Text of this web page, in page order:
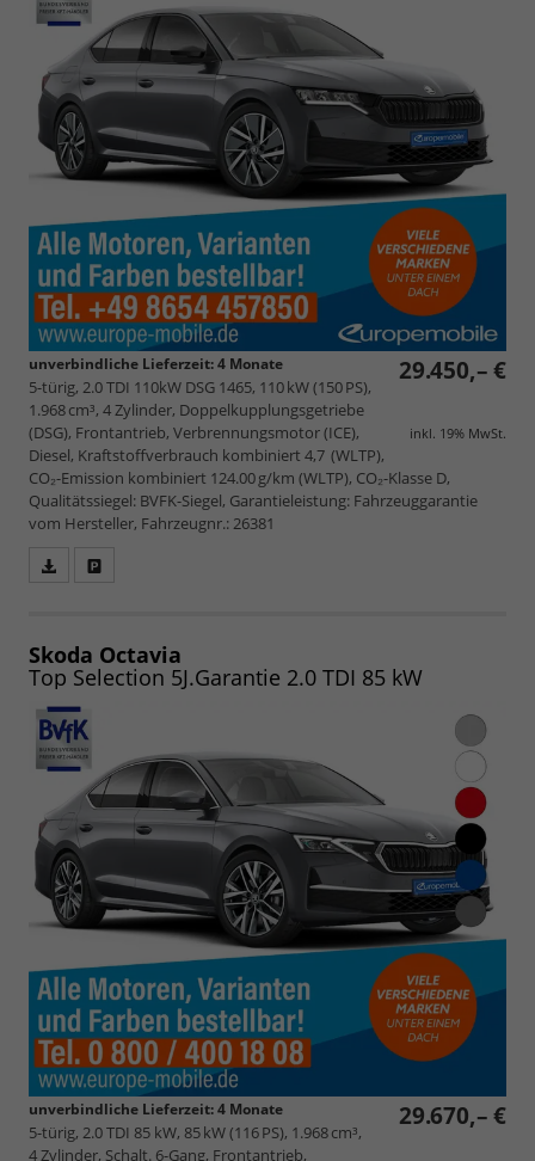
29.450,– €
inkl. 19% MwSt.
unverbindliche Lieferzeit:4 Monate
5-türig, 2.0 TDI 110kW DSG 1465, 110 kW (150 PS),
1.968 cm³, 4 Zylinder, Doppelkupplungsgetriebe
(DSG), Frontantrieb, Verbrennungsmotor (ICE),
Diesel, Kraftstoffverbrauch kombiniert 4,7 (WLTP),
CO₂-Emission kombiniert 124.00 g/km (WLTP), CO₂-Klasse D,
Qualitätssiegel: BVFK-Siegel, Garantieleistung: Fahrzeuggarantie
vom Hersteller, Fahrzeugnr.: 26381
speichern/drucken
Skoda Octavia
Top Selection 5J.Garantie 2.0 TDI 85 kW
29.670,– €
unverbindliche Lieferzeit:4 Monate
5-türig, 2.0 TDI 85 kW, 85 kW (116 PS), 1.968 cm³,
4 Zylinder, Schalt. 6-Gang, Frontantrieb,